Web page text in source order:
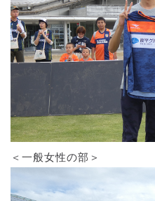
＜一般女性の部＞